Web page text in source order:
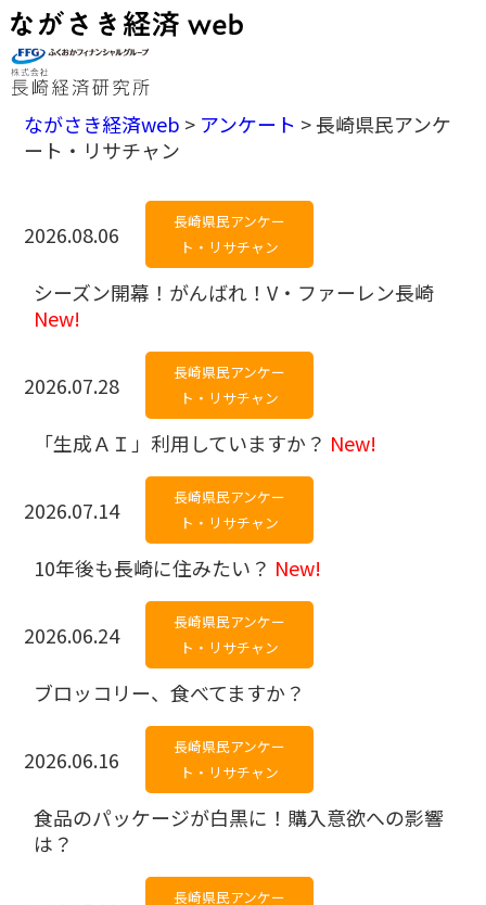
ながさき経済web > アンケート >長崎県民アンケ
ート・リサチャン
2026.08.06
長崎県民アンケー
ト・リサチャン
シーズン開幕！がんばれ！V・ファーレン長崎
New!
2026.07.28
長崎県民アンケー
ト・リサチャン
「生成ＡＩ」利用していますか？ New!
2026.07.14
長崎県民アンケー
ト・リサチャン
10年後も長崎に住みたい？ New!
2026.06.24
長崎県民アンケー
ト・リサチャン
ブロッコリー、食べてますか？
2026.06.16
長崎県民アンケー
ト・リサチャン
食品のパッケージが白黒に！購入意欲への影響
は？
長崎県民アンケー